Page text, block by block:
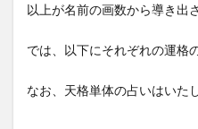
以上が名前の画数から導き出
では、以下にそれぞれの運格
なお、天格単体の占いはいた